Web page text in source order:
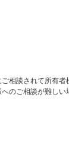
相談されて所有
のご相談が難し